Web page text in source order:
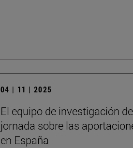
04 | 11 | 2025
El equipo de investigación
jornada sobre las
en España